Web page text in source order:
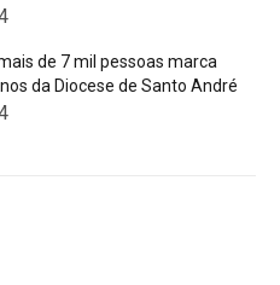
de 7 mil pessoas marca
da Diocese de Santo André